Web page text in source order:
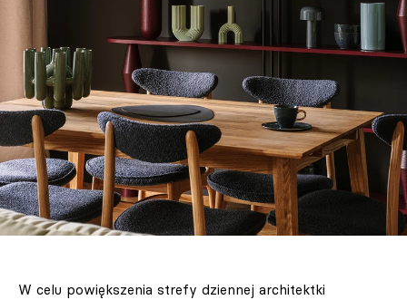
W celu powiększenia strefy dziennej architektki